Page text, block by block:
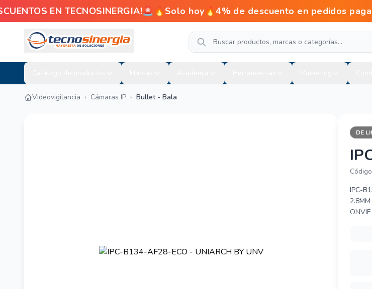
EN TECNOSINERGIA!🚨🔥Solo hoy🔥4% de descuento en pedidos
Videovigilancia › Cámaras IP › Bullet - Bala
DE
IPC-